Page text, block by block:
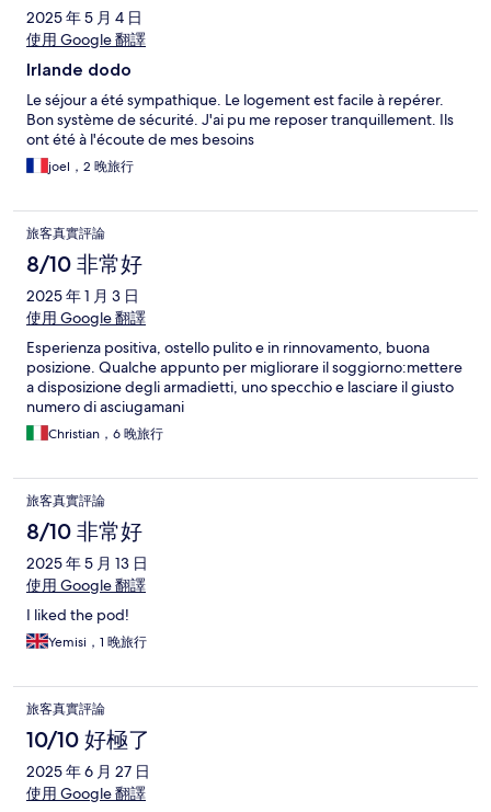
2025 年 5 月 4 日
使用 Google 翻譯
Irlande dodo
Le séjour a été sympathique. Le logement est facile à repérer.
Bon système de sécurité. J'ai pu me reposer tranquillement. Ils
ont été à l'écoute de mes besoins
joel，2 晚旅行
旅客真實評論
8/10 非常好
2025 年 1 月 3 日
使用 Google 翻譯
Esperienza positiva, ostello pulito e in rinnovamento, buona
posizione. Qualche appunto per migliorare il soggiorno:mettere
a disposizione degli armadietti, uno specchio e lasciare il giusto
numero di asciugamani
Christian，6 晚旅行
旅客真實評論
8/10 非常好
2025 年 5 月 13 日
使用 Google 翻譯
I liked the pod!
Yemisi，1 晚旅行
旅客真實評論
10/10 好極了
2025 年 6 月 27 日
使用 Google 翻譯